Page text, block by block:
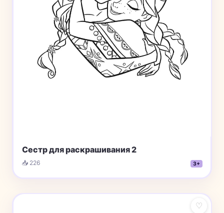
Сестр для раскрашивания 2
📥 226 3+
♡